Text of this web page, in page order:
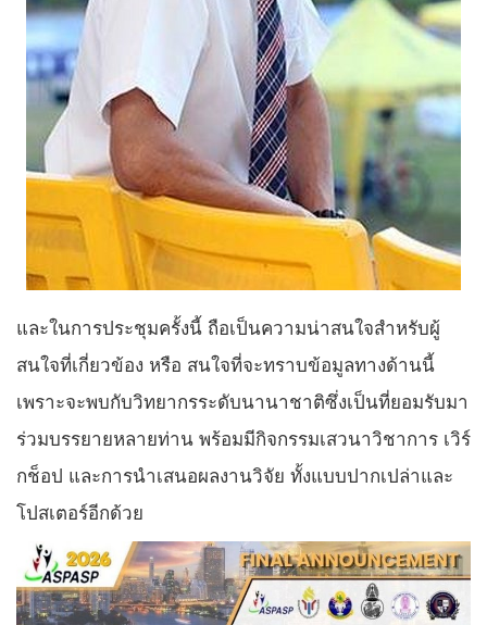
และในการประชุมครั้งนี้ ถือเป็นความน่าสนใจสำหรับผู้
สนใจที่เกี่ยวข้อง หรือ สนใจที่จะทราบข้อมูลทางด้านนี้
เพราะจะพบกับวิทยากรระดับนานาชาติซึ่งเป็นที่ยอมรับมา
ร่วมบรรยายหลายท่าน พร้อมมีกิจกรรมเสวนาวิชาการ เวิร์
กช็อป และการนำเสนอผลงานวิจัย ทั้งแบบปากเปล่าและ
โปสเตอร์อีกด้วย